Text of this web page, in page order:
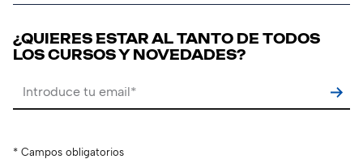
¿QUIERES ESTAR AL TANTO DE TODOS
LOS CURSOS Y NOVEDADES?
* Campos obligatorios